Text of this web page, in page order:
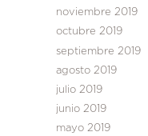
noviembre 2019
octubre 2019
septiembre 2019
agosto 2019
julio 2019
junio 2019
mayo 2019